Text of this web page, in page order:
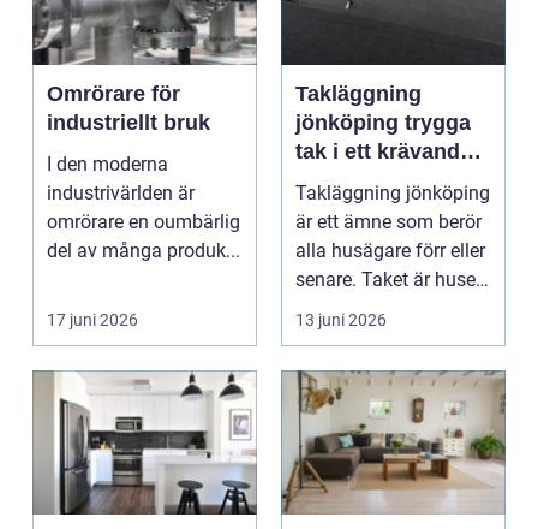
Omrörare för
industriellt bruk
I den moderna
industrivärlden är
omrörare en oumbärlig
del av många produk...
17 juni 2026
Takläggning
jönköping trygga
tak i ett krävande
småländskt klimat
Takläggning jönköping
är ett ämne som berör
alla husägare förr eller
senare. Taket är husets
viktiga...
13 juni 2026